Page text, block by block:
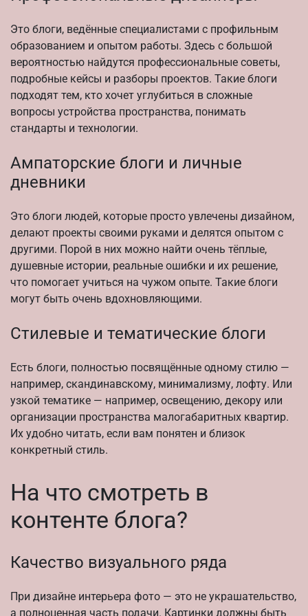
Это блоги, ведённые специалистами с профильным
образованием и опытом работы. Здесь с большой
вероятностью найдутся профессиональные советы,
подробные кейсы и разборы проектов. Такие блоги
подходят тем, кто хочет углубиться в сложные
вопросы устройства пространства, понимать
стандарты и технологии.
Ампаторские блоги и личные
дневники
Это блоги людей, которые просто увлечены дизайном,
делают проекты своими руками и делятся опытом с
другими. Порой в них можно найти очень тёплые,
душевные истории, реальные ошибки и их решение,
что помогает учиться на чужом опыте. Такие блоги
могут быть очень вдохновляющими.
Стилевые и тематические блоги
Есть блоги, полностью посвящённые одному стилю —
например, скандинавскому, минимализму, лофту. Или
узкой тематике — например, освещению, декору или
организации пространства малогабаритных квартир.
Их удобно читать, если вам понятен и близок
конкретный стиль.
На что смотреть в
контенте блога?
Качество визуального ряда
При дизайне интерьера фото — это не украшательство,
а полноценная часть подачи. Картинки должны быть